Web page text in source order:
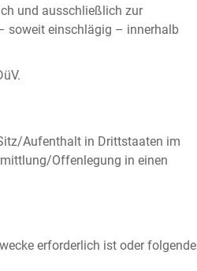
und ausschließlich zur
soweit einschlägig – innerhalb
Aufenthalt in Drittstaaten im
Offenlegung in einen
erforderlich ist oder folgende